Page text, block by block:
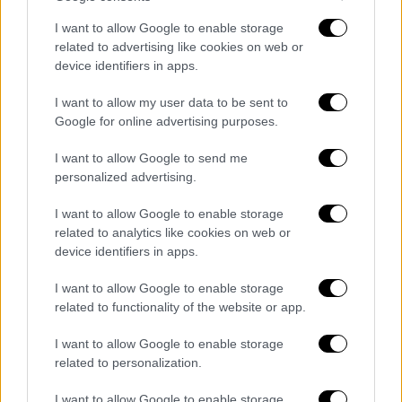
I want to allow Google to enable storage
related to advertising like cookies on web or
device identifiers in apps.
I want to allow my user data to be sent to
Google for online advertising purposes.
I want to allow Google to send me
personalized advertising.
I want to allow Google to enable storage
related to analytics like cookies on web or
device identifiers in apps.
I want to allow Google to enable storage
related to functionality of the website or app.
I want to allow Google to enable storage
related to personalization.
την Όμικρον, η οποία για πρώτη φορά
εντοπίστηκε στη Νότια Αφρική και το Χονγκ
της οποίας μπορούν να οδηγήσουν σε
μεγαλύτερη μεταδοτικότητα και
περισσότερα κρούσματα κορονοϊού,
αναφέρεται σε ένα έγγραφο του ΠΟΥ που